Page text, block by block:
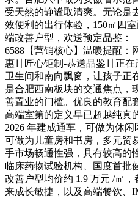
受天然的静谧取清爽。无论是
效便利的出行体验，150㎡四
端改善户型，欢送预定品鉴：
6588【营销核心】温暖提醒：
惠〢匠心钜制-恭送品鉴〢正
卫生间和南向飘窗，让孩子正
是合肥西南板块的交通焦点，
善置业的门槛。优良的教育配
高端室第的定义早已超越纯真
2026 年建成通车，可做为休
可做为儿童房和书房，多元贸
手市场畅通性强，具有较高的
临床药物试验机构、国度首批
改善户型均价约 1.9 万元 /㎡
来成长敏捷，以及高端餐饮、